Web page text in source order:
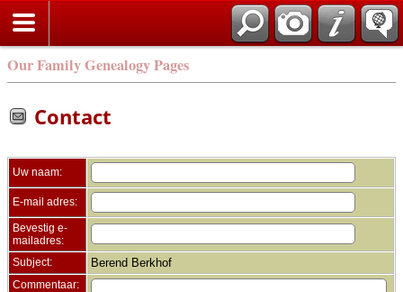
Our Family Genealogy Pages
Contact
Uw naam:
E-mail adres:
Bevestig e-
mailadres:
Subject:
Berend Berkhof
Commentaar: